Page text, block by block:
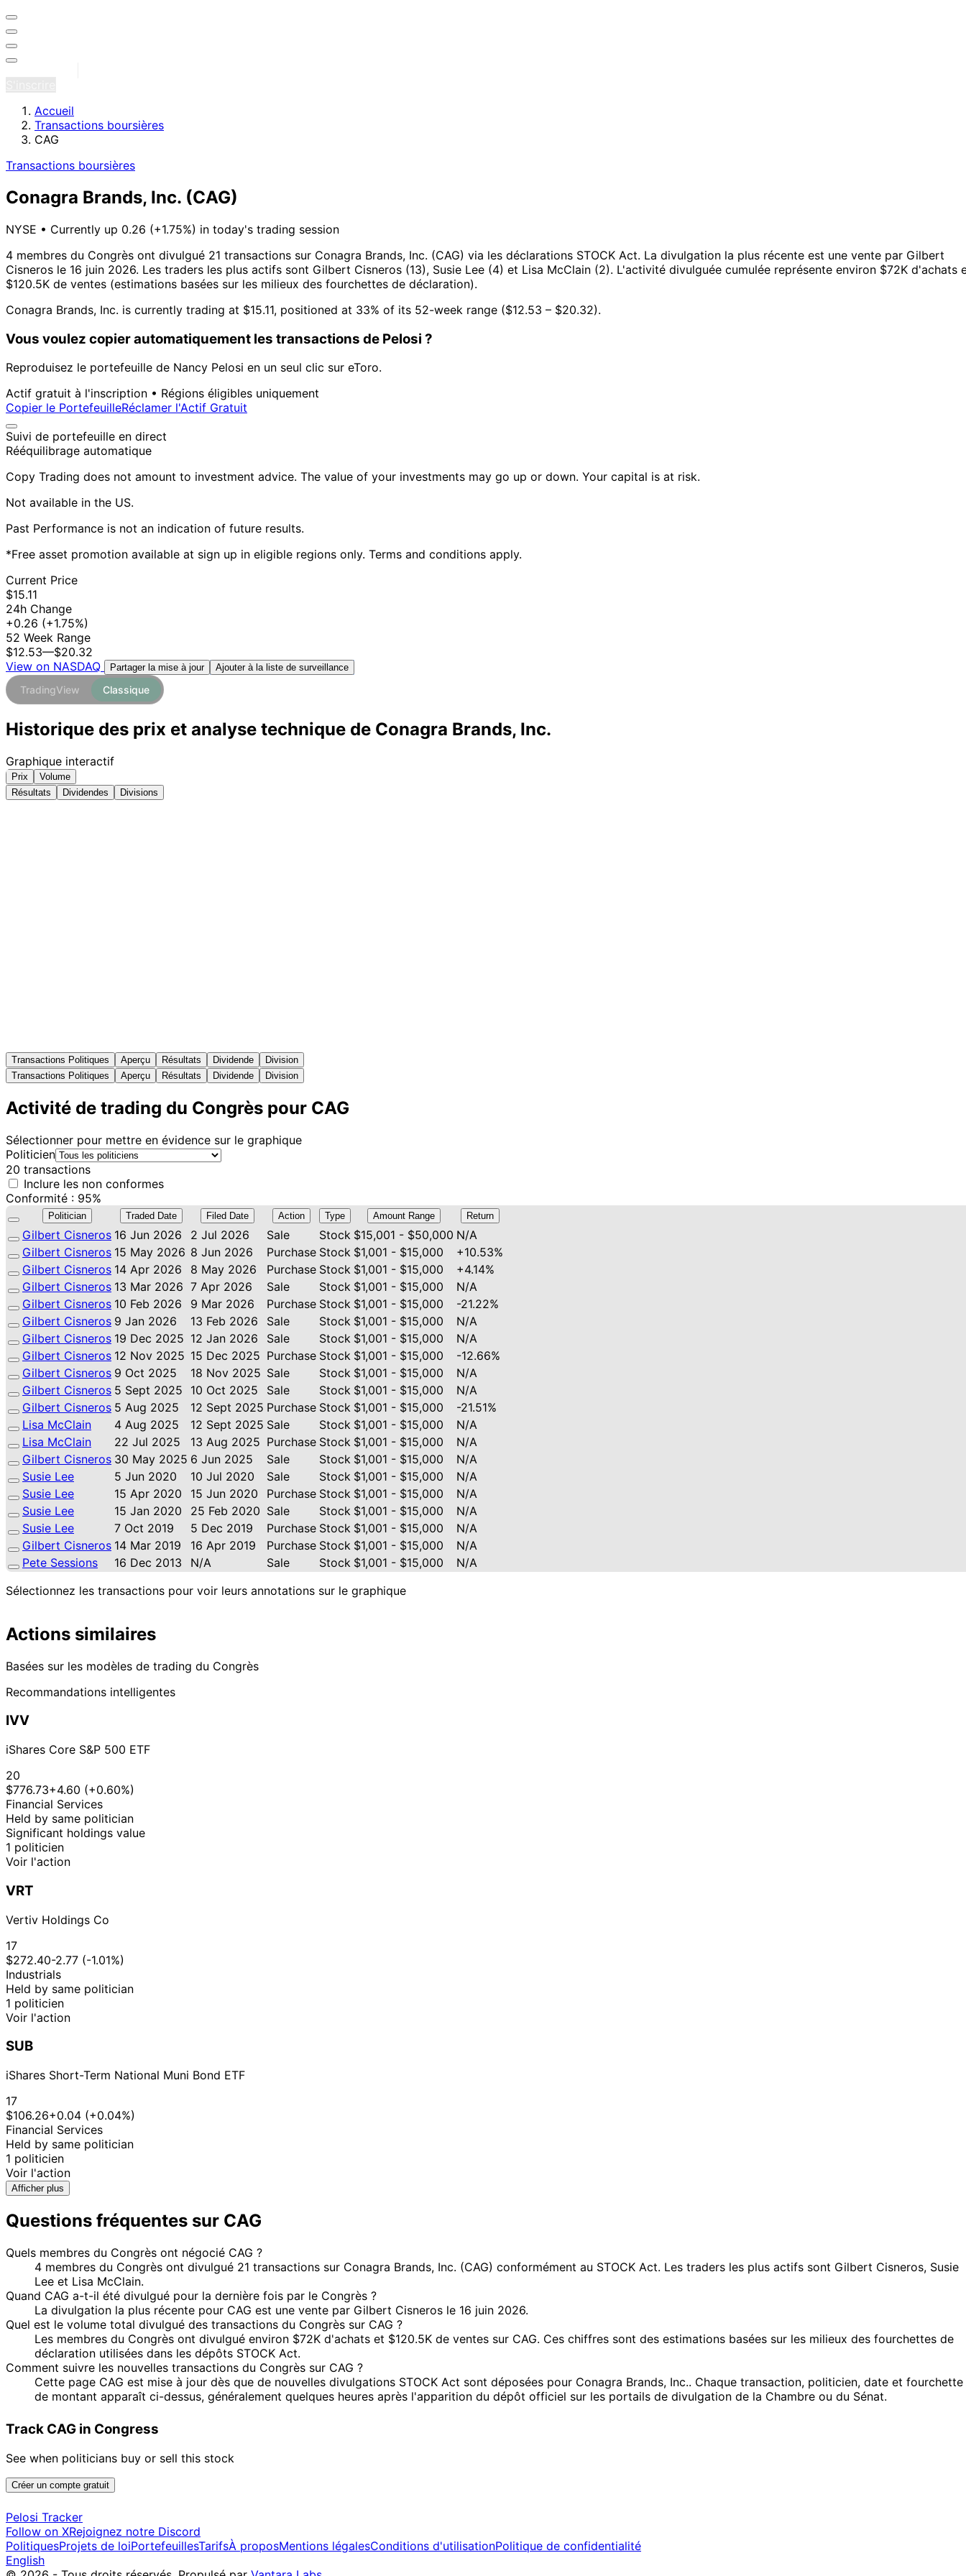
Accueil
Transactions boursières
CAG
Transactions boursières
Conagra Brands, Inc. (CAG)
NYSE • Currently up 0.26 (+1.75%) in today's trading session
4 membres du Congrès ont divulgué 21 transactions sur Conagra Brands, Inc. (CAG) via les déclarations STOCK Act. La divulgation la plus récente est une vente par Gilbert
Cisneros le 16 juin 2026. Les traders les plus actifs sont Gilbert Cisneros (13), Susie Lee (4) et Lisa McClain (2). L'activité divulguée cumulée représente environ $72K d'achats
$120.5K de ventes (estimations basées sur les milieux des fourchettes de déclaration).
Conagra Brands, Inc. is currently trading at $15.11, positioned at 33% of its 52-week range ($12.53 – $20.32).
Vous voulez copier automatiquement les transactions de Pelosi ?
Reproduisez le portefeuille de Nancy Pelosi en un seul clic sur eToro.
Actif gratuit à l'inscription • Régions éligibles uniquement
Copier le PortefeuilleRéclamer l'Actif Gratuit
Suivi de portefeuille en direct
Rééquilibrage automatique
Copy Trading does not amount to investment advice. The value of your investments may go up or down. Your capital is at risk.
Not available in the US.
Past Performance is not an indication of future results.
*Free asset promotion available at sign up in eligible regions only. Terms and conditions apply.
Current Price
$15.11
24h Change
+0.26 (+1.75%)
52 Week Range
$12.53—$20.32
View on NASDAQ
Partager la mise à jour Ajouter à la liste de surveillance
TradingView Classique
Historique des prix et analyse technique de Conagra Brands, Inc.
Graphique interactif
Prix
Volume
Résultats
Dividendes Divisions
Transactions Politiques Aperçu Résultats Dividende
Division
Transactions Politiques
Aperçu Résultats Dividende Division
Activité de trading du Congrès pour CAG
Sélectionner pour mettre en évidence sur le graphique
Politicien
20 transactions
Inclure les non conformes
Conformité : 95%
Politician Traded Date Filed Date Action Type Amount Range Return
Gilbert Cisneros 16 Jun 2026 2 Jul 2026 Sale Stock $15,001 - $50,000 N/A
Gilbert Cisneros 15 May 2026 8 Jun 2026 Purchase Stock $1,001 - $15,000
+10.53%
Gilbert Cisneros 14 Apr 2026 8 May 2026 Purchase Stock $1,001 - $15,000
+4.14%
Gilbert Cisneros 13 Mar 2026 7 Apr 2026 Sale Stock $1,001 - $15,000
N/A
Gilbert Cisneros 10 Feb 2026 9 Mar 2026 Purchase Stock $1,001 - $15,000
-21.22%
Gilbert Cisneros 9 Jan 2026 13 Feb 2026 Sale Stock $1,001 - $15,000
N/A
Gilbert Cisneros 19 Dec 2025 12 Jan 2026 Sale Stock $1,001 - $15,000
N/A
Gilbert Cisneros 12 Nov 2025 15 Dec 2025 Purchase Stock $1,001 - $15,000
-12.66%
Gilbert Cisneros 9 Oct 2025 18 Nov 2025 Sale Stock $1,001 - $15,000
N/A
Gilbert Cisneros 5 Sept 2025 10 Oct 2025 Sale Stock $1,001 - $15,000
N/A
Gilbert Cisneros 5 Aug 2025 12 Sept 2025 Purchase Stock $1,001 - $15,000
-21.51%
Lisa McClain
4 Aug 2025 12 Sept 2025 Sale Stock $1,001 - $15,000
N/A
Lisa McClain
22 Jul 2025 13 Aug 2025 Purchase Stock $1,001 - $15,000
N/A
Gilbert Cisneros 30 May 2025 6 Jun 2025 Sale Stock $1,001 - $15,000
N/A
Susie Lee
5 Jun 2020 10 Jul 2020 Sale Stock $1,001 - $15,000
N/A
Susie Lee
15 Apr 2020 15 Jun 2020 Purchase Stock $1,001 - $15,000
N/A
Susie Lee
15 Jan 2020 25 Feb 2020 Sale Stock $1,001 - $15,000
N/A
Susie Lee
7 Oct 2019 5 Dec 2019 Purchase Stock $1,001 - $15,000
N/A
Gilbert Cisneros 14 Mar 2019 16 Apr 2019 Purchase Stock $1,001 - $15,000
N/A
Pete Sessions
16 Dec 2013 N/A Sale Stock $1,001 - $15,000
N/A
Sélectionnez les transactions pour voir leurs annotations sur le graphique
Actions similaires
Basées sur les modèles de trading du Congrès
Recommandations intelligentes
IVV
iShares Core S&P 500 ETF
20
$776.73+4.60 (+0.60%)
Financial Services
Held by same politician
Significant holdings value
1 politicien
Voir l'action
VRT
Vertiv Holdings Co
17
$272.40-2.77 (-1.01%)
Industrials
Held by same politician
1 politicien
Voir l'action
SUB
iShares Short-Term National Muni Bond ETF
17
$106.26+0.04 (+0.04%)
Financial Services
Held by same politician
1 politicien
Voir l'action
Afficher plus
Questions fréquentes sur CAG
Quels membres du Congrès ont négocié CAG ?
4 membres du Congrès ont divulgué 21 transactions sur Conagra Brands, Inc. (CAG) conformément au STOCK Act. Les traders les plus actifs sont Gilbert Cisneros, Susie
Lee et Lisa McClain.
Quand CAG a-t-il été divulgué pour la dernière fois par le Congrès ?
La divulgation la plus récente pour CAG est une vente par Gilbert Cisneros le 16 juin 2026.
Quel est le volume total divulgué des transactions du Congrès sur CAG ?
Les membres du Congrès ont divulgué environ $72K d'achats et $120.5K de ventes sur CAG. Ces chiffres sont des estimations basées sur les milieux des fourchettes de
déclaration utilisées dans les dépôts STOCK Act.
Comment suivre les nouvelles transactions du Congrès sur CAG ?
Cette page CAG est mise à jour dès que de nouvelles divulgations STOCK Act sont déposées pour Conagra Brands, Inc.. Chaque transaction, politicien, date et fourchette
de montant apparaît ci-dessus, généralement quelques heures après l'apparition du dépôt officiel sur les portails de divulgation de la Chambre ou du Sénat.
Track CAG in Congress
See when politicians buy or sell this stock
Créer un compte gratuit
Pelosi Tracker
Follow on XRejoignez notre Discord
PolitiquesProjets de loiPortefeuillesTarifsÀ proposMentions légalesConditions d'utilisationPolitique de confidentialité
English